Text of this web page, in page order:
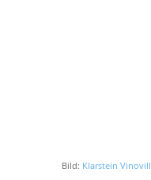
Bild: Klarstein